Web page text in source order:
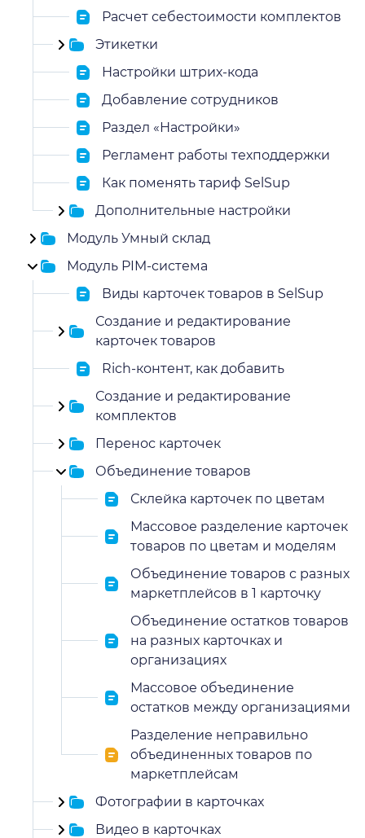
Расчет себестоимости комплектов
Этикетки
Настройки штрих-кода
Добавление сотрудников
Раздел «Настройки»
Регламент работы техподдержки
Как поменять тариф SelSup
Дополнительные настройки
Модуль Умный склад
Модуль PIM-система
Виды карточек товаров в SelSup
Создание и редактирование
карточек товаров
Rich-контент, как добавить
Создание и редактирование
комплектов
Перенос карточек
Объединение товаров
Склейка карточек по цветам
Массовое разделение карточек
товаров по цветам и моделям
Объединение товаров с разных
маркетплейсов в 1 карточку
Объединение остатков товаров
на разных карточках и
организациях
Массовое объединение
остатков между организациями
Разделение неправильно
объединенных товаров по
маркетплейсам
Фотографии в карточках
Видео в карточках